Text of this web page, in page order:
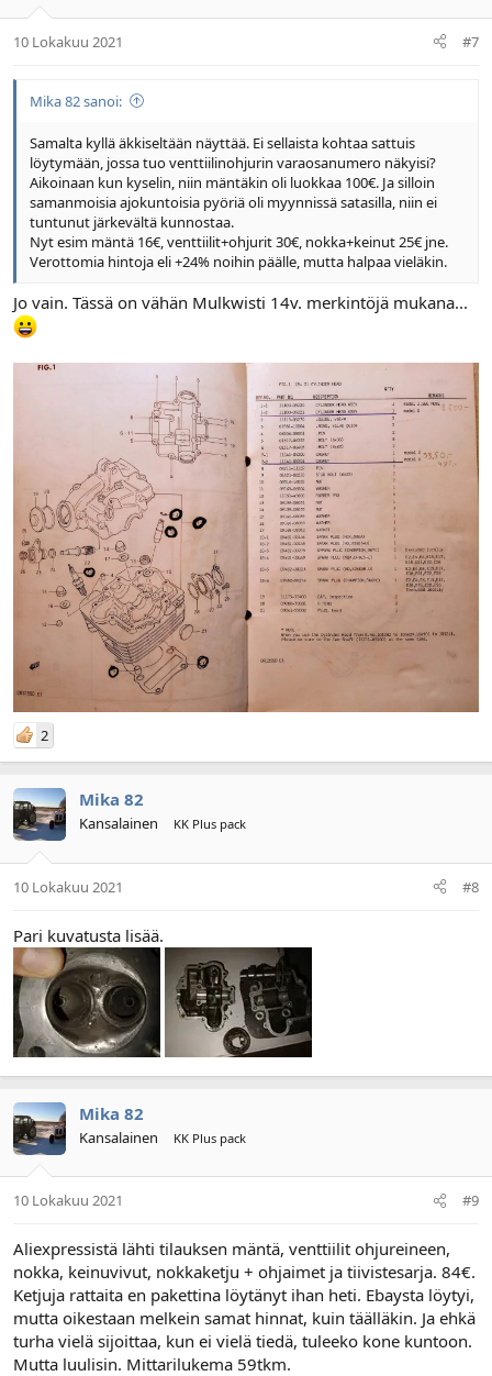
10 Lokakuu 2021 #7
Mika 82 sanoi:
Samalta kyllä äkkiseltään näyttää. Ei sellaista kohtaa sattuis
löytymään, jossa tuo venttiilinohjurin varaosanumero näkyisi?
Aikoinaan kun kyselin, niin mäntäkin oli luokkaa 100€. Ja silloin
samanmoisia ajokuntoisia pyöriä oli myynnissä satasilla, niin ei
tuntunut järkevältä kunnostaa.
Nyt esim mäntä 16€, venttiilit+ohjurit 30€, nokka+keinut 25€ jne.
Verottomia hintoja eli +24% noihin päälle, mutta halpaa vieläkin.
Jo vain. Tässä on vähän Mulkwisti 14v. merkintöjä mukana...
2
Mika 82
Kansalainen KK Plus pack
10 Lokakuu 2021 #8
Pari kuvatusta lisää.
Mika 82
Kansalainen KK Plus pack
10 Lokakuu 2021 #9
Aliexpressistä lähti tilauksen mäntä, venttiilit ohjureineen,
nokka, keinuvivut, nokkaketju + ohjaimet ja tiivistesarja. 84€.
Ketjuja rattaita en pakettina löytänyt ihan heti. Ebaysta löytyi,
mutta oikestaan melkein samat hinnat, kuin täälläkin. Ja ehkä
turha vielä sijoittaa, kun ei vielä tiedä, tuleeko kone kuntoon.
Mutta luulisin. Mittarilukema 59tkm.